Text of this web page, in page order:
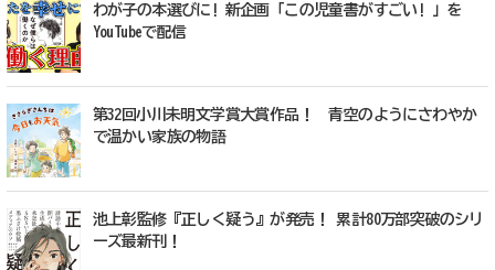
わが子の本選びに! 新企画「この児童書がすごい! 」を
YouTubeで配信
第32回小川未明文学賞大賞作品！ 青空のようにさわやか
で温かい家族の物語
池上彰監修『正しく疑う』が発売！ 累計80万部突破のシリ
ーズ最新刊！